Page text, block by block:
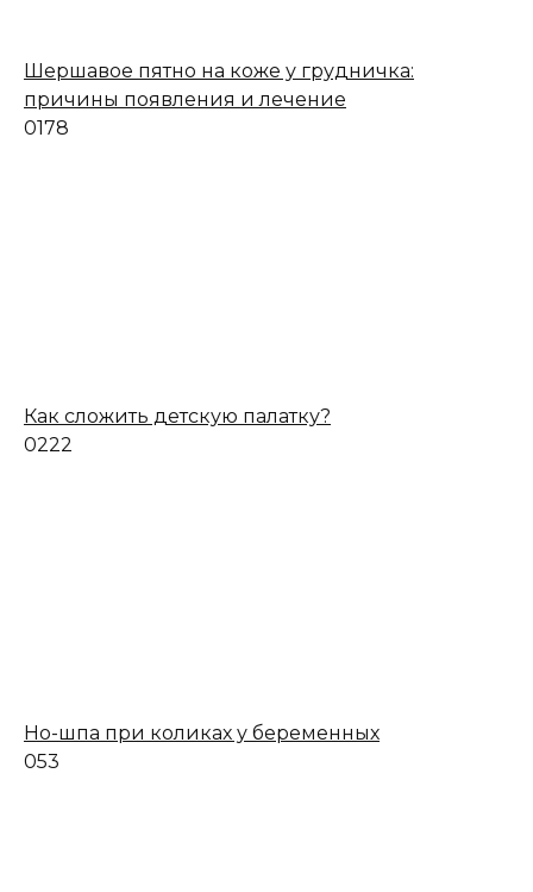
Шершавое пятно на коже у грудничка:
причины появления и лечение
0178
Как сложить детскую палатку?
0222
Но-шпа при коликах у беременных
053